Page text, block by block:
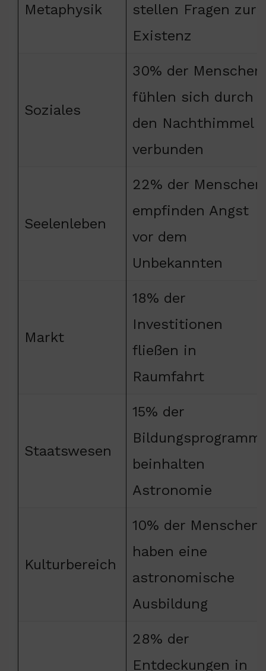
Metaphysik
stellen Fragen zur
Existenz
Soziales
30% der Menschen
fühlen sich durch
den Nachthimmel
verbunden
Seelenleben
22% der Menschen
empfinden Angst
vor dem
Unbekannten
Markt
18% der
Investitionen
fließen in
Raumfahrt
Staatswesen
15% der
beinhalten
Astronomie
Kulturbereich
10% der Menschen
haben eine
astronomische
Ausbildung
28% der
Entdeckungen in